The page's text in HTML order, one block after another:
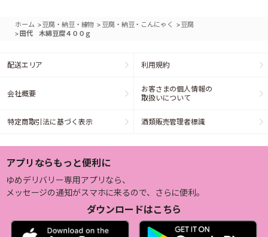
ホーム >豆腐・納豆・練物 > 豆腐・納豆・こんにゃく >豆腐
> 田代 木綿豆腐４００ｇ
配送エリア 利用規約
会社概要
お客さまの個人情報の
取扱いについて
特定商取引法に基づく表示 酒類販売管理者標識
アプリならもっと便利に
ゆめデリバリー専用アプリなら、
メッセージの通知がスマホに来るので、さらに便利。
ダウンロードはこちら